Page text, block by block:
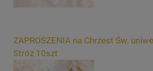
ZAPROSZENIA na Chrzest Św.
Stróż 10szt